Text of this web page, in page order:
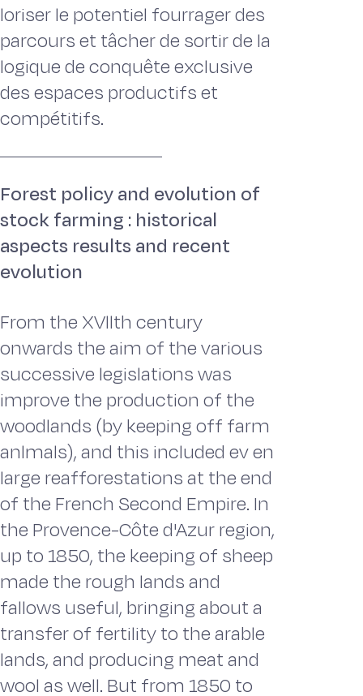
loriser le potentiel fourrager des
parcours et tâcher de sortir de la
logique de conquête exclusive
des espaces productifs et
compétitifs.
Forest policy and evolution of
stock farming : historical
aspects results and recent
evolution
From the XVllth century
onwards the aim of the various
successive legis­lations was
improve the production of the
woodlands (by keeping off farm
anl­mals), and this included ev en
large reafforestations at the end
of the French Se­cond Empire. In
the Provence-Côte d'Azur region,
up to 1850, the keeping of sheep
made the rough lands and
fallows useful, bringing about a
transfer of fer­tility to the arable
lands, and producing meat and
wool as well. But from 1850 to